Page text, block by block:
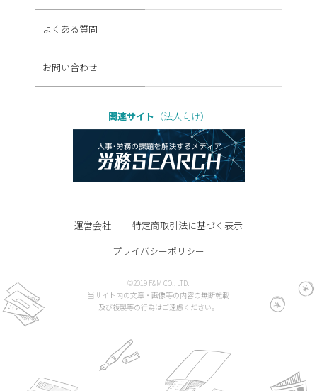
よくある質問
お問い合わせ
関連サイト （法人向け）
運営会社
特定商取引法に基づく表示
プライバシーポリシー
©2019 F&M CO., LTD.
当サイト内の文章・画像等の内容の無断転載
及び複製等の行為はご遠慮ください。